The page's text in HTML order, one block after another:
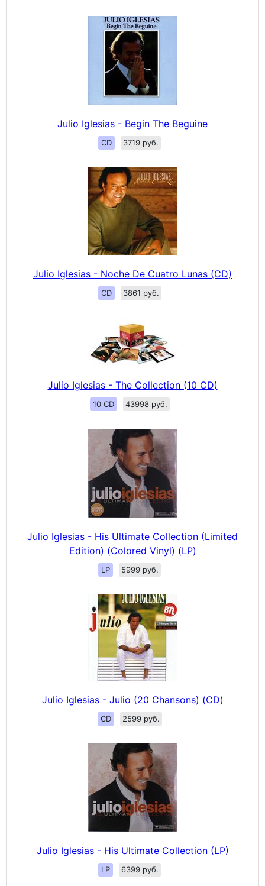
Julio Iglesias - Begin The Beguine
CD 3719 руб.
Julio Iglesias - Noche De Cuatro Lunas (CD)
CD 3861 руб.
Julio Iglesias - The Collection (10 CD)
10 CD 43998 руб.
Julio Iglesias - His Ultimate Collection (Limited
Edition) (Colored Vinyl) (LP)
LP 5999 руб.
Julio Iglesias - Julio (20 Chansons) (CD)
CD 2599 руб.
Julio Iglesias - His Ultimate Collection (LP)
LP 6399 руб.